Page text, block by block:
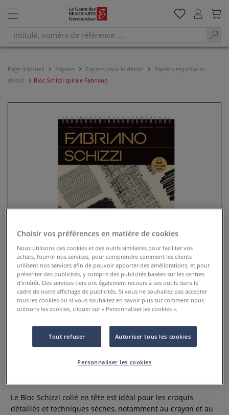
Page d'accueil Papiers Papiers pour le dessin
Papiers esquisse et
dessin
Bloc Schizzi spirale Fabriano
Bloc Schizzi spirale Fabriano
Le Bloc Schizzi collé en tête est idéal pour les croquis
détaillés et techniques sèches, notamment au crayon et au
Choisir vos préférences en matière de cookies
Nous utilisons des cookies et des outils similaires pour faciliter vos
achats, fournir nos services, pour comprendre comment les clients
utilisent nos services afin de pouvoir apporter des améliorations, et pour
présenter des publicités, y compris des publicités basées sur les centres
d’intérêt. Des services tiers ont également recours à ces outils dans le
cadre de notre affichage de publicités. Si vous ne souhaitez pas accepter
tous les cookies ou si vous souhaitez en savoir plus sur comment nous
utilisons les cookies, cliquer sur « Personnaliser les cookies ».
Tout refuser Autoriser tous les cookies
Personnaliser les cookies